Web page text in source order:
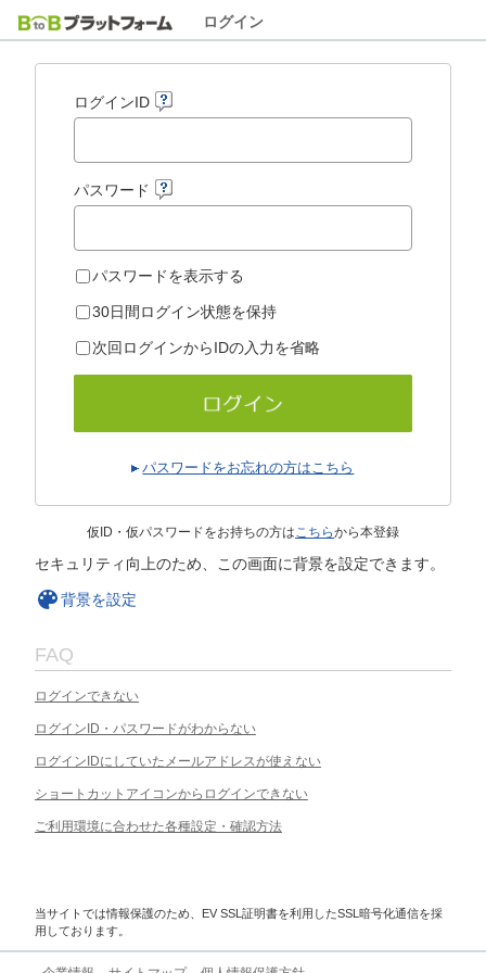
ログイン
ログインID
パスワード
パスワードを表示する
30日間ログイン状態を保持
次回ログインからIDの入力を省略
パスワードをお忘れの方はこちら
仮ID・仮パスワードをお持ちの方はこちらから本登録
セキュリティ向上のため、この画面に背景を設定できます。
背景を設定
FAQ
ログインできない
ログインID・パスワードがわからない
ログインIDにしていたメールアドレスが使えない
ショートカットアイコンからログインできない
ご利用環境に合わせた各種設定・確認方法
当サイトでは情報保護のため、EV SSL証明書を利用したSSL暗号化通信を採
用しております。